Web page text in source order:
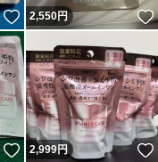
いいね！
2,550円
いいね！
2,999円